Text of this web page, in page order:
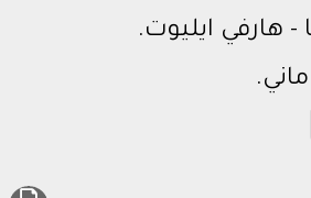
هارفي ايليوت.